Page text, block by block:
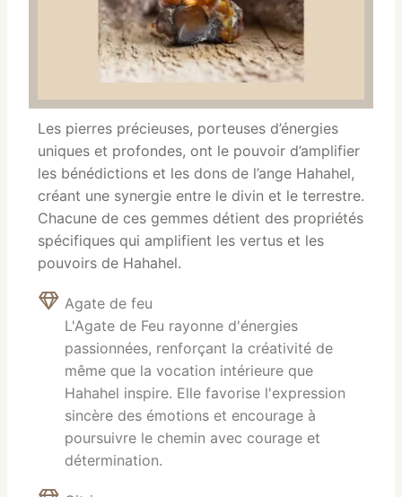
Les pierres précieuses, porteuses d’énergies
uniques et profondes, ont le pouvoir d’amplifier
les bénédictions et les dons de l’ange Hahahel,
créant une synergie entre le divin et le terrestre.
Chacune de ces gemmes détient des propriétés
spécifiques qui amplifient les vertus et les
pouvoirs de Hahahel.
Agate de feu
L'Agate de Feu rayonne d'énergies
passionnées, renforçant la créativité de
même que la vocation intérieure que
Hahahel inspire. Elle favorise l'expression
sincère des émotions et encourage à
poursuivre le chemin avec courage et
détermination.